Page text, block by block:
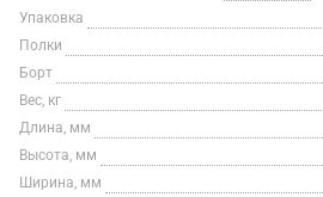
Упаковка
Полки
Борт
Вес, кг
Длина, мм
Высота, мм
Ширина, мм